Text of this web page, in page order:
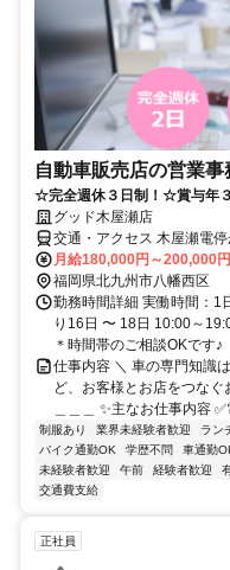
自動車販売店の営業
☆完全週休３日制！☆賞与年
グッド木屋瀬店
交通・アクセス 木屋瀬電
月給180,000円～200,000円
福岡県北九州市八幡西区
勤務時間詳細 実働時間：1
り16日 〜 18日 10:00～
＊時間帯のご相談OKです♪
仕事内容 ＼ 車の専門知識
ど、お客様とお店をつな
＿＿＿ ✨主なお仕事内容
制服あり 業界未経験者歓迎 ラン
バイク通勤OK
学歴不問 車通勤
未経験者歓迎
午前 経験者歓迎
交通費支給
正社員